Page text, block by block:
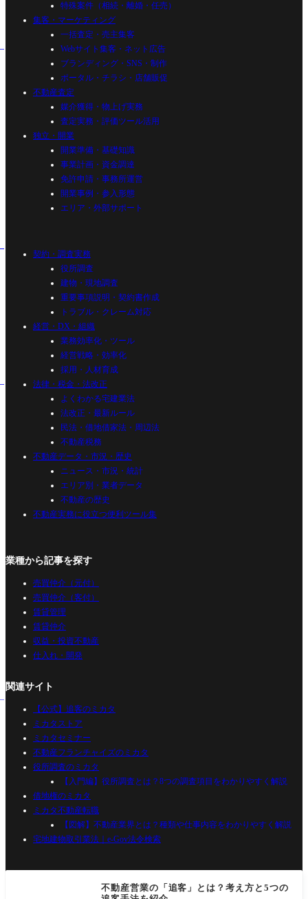
特殊案件（相続・離婚・任売）
集客・マーケティング
一括査定・売主集客
Webサイト集客・ネット広告
ブランディング・SNS・制作
ポータル・チラシ・店舗販促
不動産査定
媒介獲得・物上げ実務
査定実務・評価ツール活用
独立・開業
開業準備・基礎知識
事業計画・資金調達
免許申請・事務所運営
開業事例・参入形態
エリア・外部サポート
契約・調査実務
役所調査
建物・現地調査
重要事項説明・契約書作成
トラブル・クレーム対応
経営・DX・組織
業務効率化・ツール
経営戦略・効率化
採用・人材育成
法律・税金・法改正
よくわかる宅建業法
法改正・最新ルール
民法・借地借家法・周辺法
不動産税務
不動産データ・市況・歴史
ニュース・市況・統計
エリア別・業者データ
不動産の歴史
不動産実務に役立つ便利ツール集
業種から記事を探す
売買仲介（元付）
売買仲介（客付）
賃貸管理
賃貸仲介
収益・投資不動産
仕入れ・開発
関連サイト
【公式】追客のミカタ
ミカタストア
ミカタセミナー
不動産フランチャイズのミカタ
役所調査のミカタ
【入門編】役所調査とは？8つの調査項目をわかりやすく解説
借地権のミカタ
ミカタ不動産転職
【図解】不動産業界とは？種類や仕事内容をわかりやすく解説
宅地建物取引業法｜e-Gov法令検索
不動産営業の「追客」とは？考え方と5つの